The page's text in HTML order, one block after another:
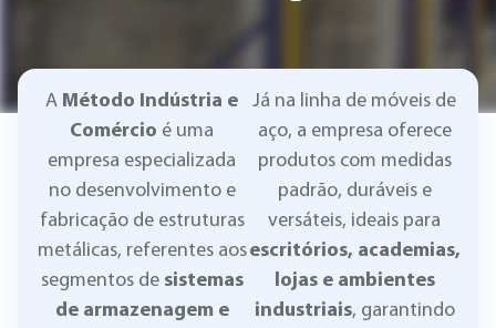
A Método Indústria e
Comércio é uma
empresa especializada
no desenvolvimento e
fabricação de estruturas
metálicas, referentes aos
segmentos de sistemas
de armazenagem e
Já na linha de móveis de
aço, a empresa oferece
produtos com medidas
padrão, duráveis e
versáteis, ideais para
escritórios, academias,
lojas e ambientes
industriais, garantindo